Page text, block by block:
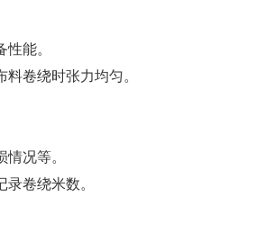
能。
卷绕时张力均匀。
况等。
卷绕米数。